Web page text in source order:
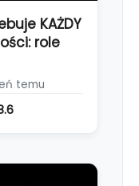
KAŻDY
role
temu